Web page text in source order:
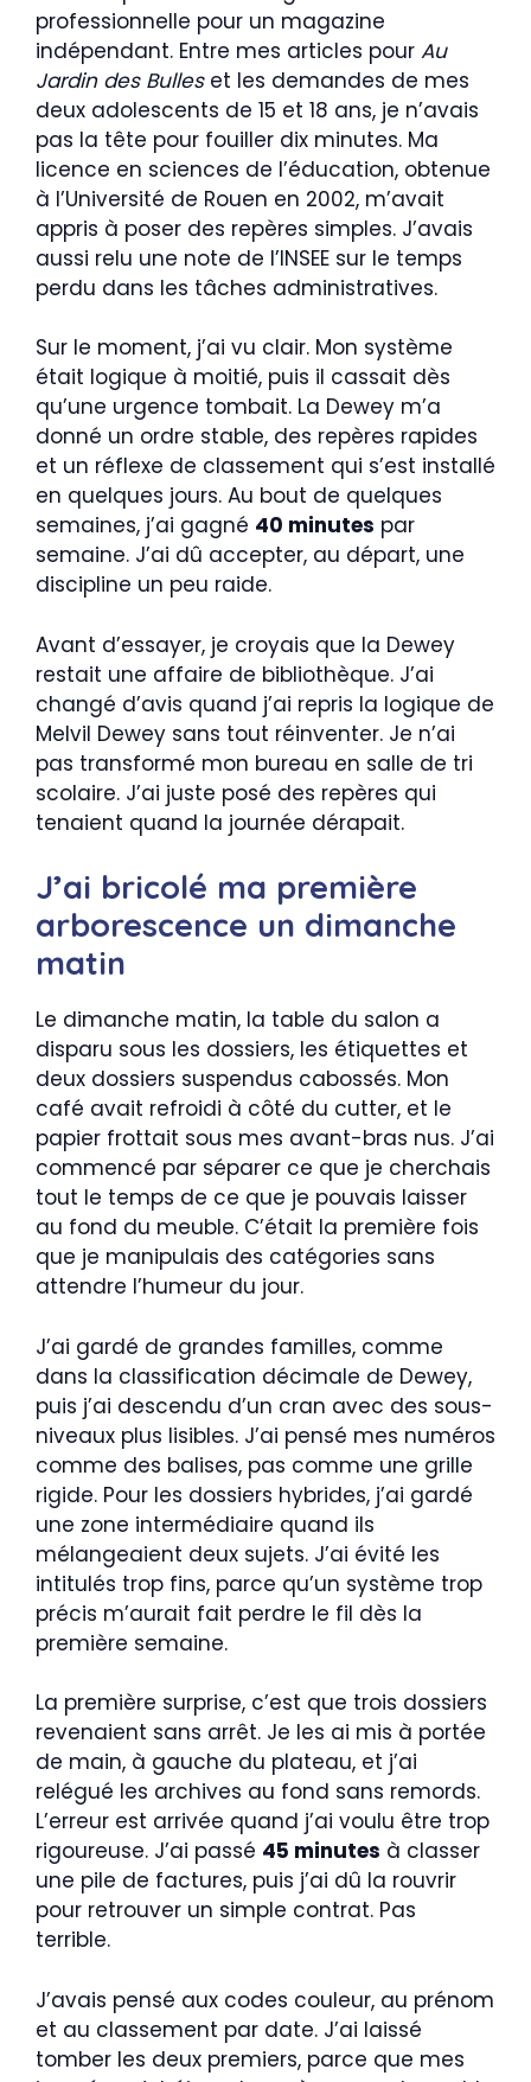
professionnelle pour un magazine
indépendant. Entre mes articles pour Au
Jardin des Bulleset les demandes de mes
deux adolescents de 15 et 18 ans, je n’avais
pas la tête pour fouiller dix minutes. Ma
licence en sciences de l’éducation, obtenue
à l’Université de Rouen en 2002, m’avait
appris à poser des repères simples. J’avais
aussi relu une note de l’INSEE sur le temps
perdu dans les tâches administratives.
Sur le moment, j’ai vu clair. Mon système
était logique à moitié, puis il cassait dès
qu’une urgence tombait. La Dewey m’a
donné un ordre stable, des repères rapides
et un réflexe de classement qui s’est installé
en quelques jours. Au bout de quelques
semaines, j’ai gagné 40 minutes par
semaine. J’ai dû accepter, au départ, une
discipline un peu raide.
Avant d’essayer, je croyais que la Dewey
restait une affaire de bibliothèque. J’ai
changé d’avis quand j’ai repris la logique de
Melvil Dewey sans tout réinventer. Je n’ai
pas transformé mon bureau en salle de tri
scolaire. J’ai juste posé des repères qui
tenaient quand la journée dérapait.
J’ai bricolé ma première
arborescence un dimanche
matin
Le dimanche matin, la table du salon a
disparu sous les dossiers, les étiquettes et
deux dossiers suspendus cabossés. Mon
café avait refroidi à côté du cutter, et le
papier frottait sous mes avant-bras nus. J’ai
commencé par séparer ce que je cherchais
tout le temps de ce que je pouvais laisser
au fond du meuble. C’était la première fois
que je manipulais des catégories sans
attendre l’humeur du jour.
J’ai gardé de grandes familles, comme
dans la classification décimale de Dewey,
puis j’ai descendu d’un cran avec des sous-
niveaux plus lisibles. J’ai pensé mes numéros
comme des balises, pas comme une grille
rigide. Pour les dossiers hybrides, j’ai gardé
une zone intermédiaire quand ils
mélangeaient deux sujets. J’ai évité les
intitulés trop fins, parce qu’un système trop
précis m’aurait fait perdre le fil dès la
première semaine.
La première surprise, c’est que trois dossiers
revenaient sans arrêt. Je les ai mis à portée
de main, à gauche du plateau, et j’ai
relégué les archives au fond sans remords.
L’erreur est arrivée quand j’ai voulu être trop
rigoureuse. J’ai passé 45 minutes à classer
une pile de factures, puis j’ai dû la rouvrir
pour retrouver un simple contrat. Pas
terrible.
J’avais pensé aux codes couleur, au prénom
et au classement par date. J’ai laissé
tomber les deux premiers, parce que mes